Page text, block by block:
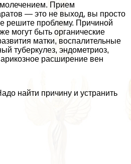
Прием
— это не выход, вы просто
решите проблему. Причиной
могут быть органические
матки, воспалительные
туберкулез, эндометриоз,
расширение вен
найти причину и устранить